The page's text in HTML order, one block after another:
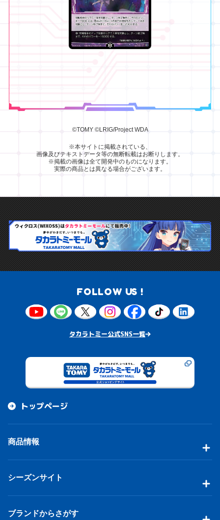
©TOMY ©LRIG/Project WDA
※本サイトに掲載されている、
画像及びテキストデータ等の無断転載はお断りします。
※掲載の画像は全て開発中のものになります。
実際の商品とは異なる場合がございます。
FOLLOW US !
タカラトミー公式SNS一覧
トップページ
商品情報
シーズンサイト
ブランドからさがす